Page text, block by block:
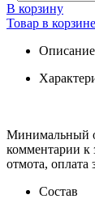
В корзину
Товар в корзине
Описание
Минимальный
комментарии к
отмота, оплата
Состав